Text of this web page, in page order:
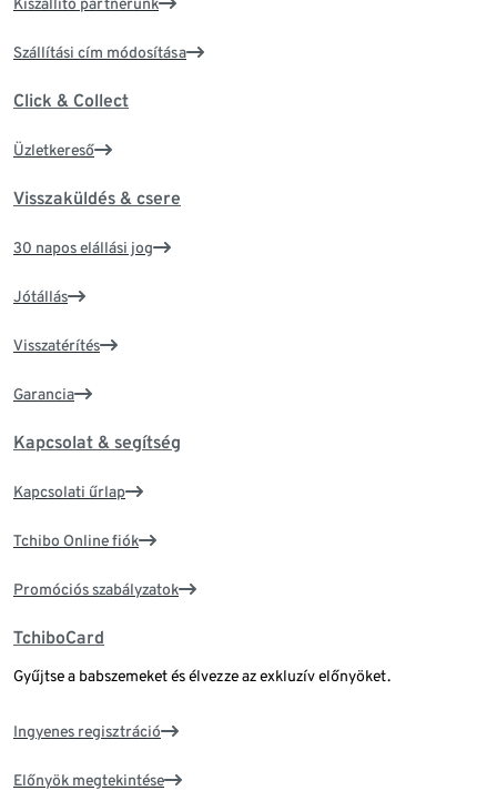
Szállítási cím módosítása
Click & Collect
Üzletkereső
Visszaküldés & csere
30 napos elállási jog
Jótállás
Visszatérítés
Garancia
Kapcsolat & segítség
Kapcsolati űrlap
Tchibo Online fiók
Promóciós szabályzatok
TchiboCard
Gyűjtse a babszemeket és élvezze az exkluzív előnyöket.
Ingyenes regisztráció
Előnyök megtekintése